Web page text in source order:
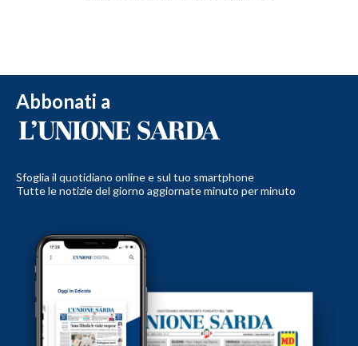
Abbonati a
Sfoglia il quotidiano online e sul tuo smartphone
Tutte le notizie del giorno aggiornate minuto per minuto